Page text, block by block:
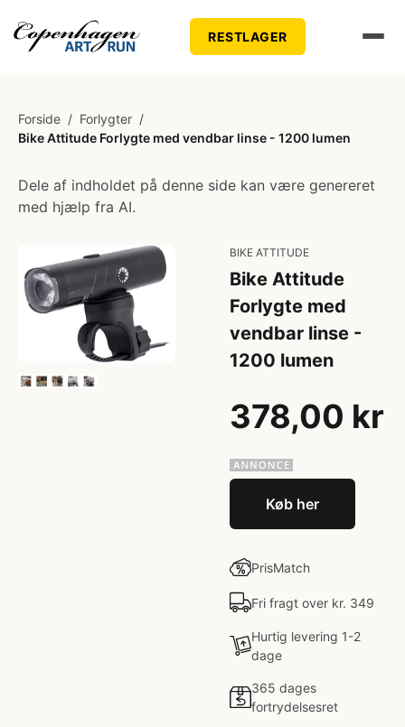
RESTLAGER
Forside / Forlygter /
Bike Attitude Forlygte med vendbar linse - 1200 lumen
Dele af indholdet på denne side kan være genereret
med hjælp fra AI.
BIKE ATTITUDE
Bike Attitude
Forlygte med
vendbar linse -
1200 lumen
378,00 kr
Køb her
PrisMatch
Fri fragt over kr. 349
Hurtig levering 1-2
dage
365 dages
fortrydelsesret